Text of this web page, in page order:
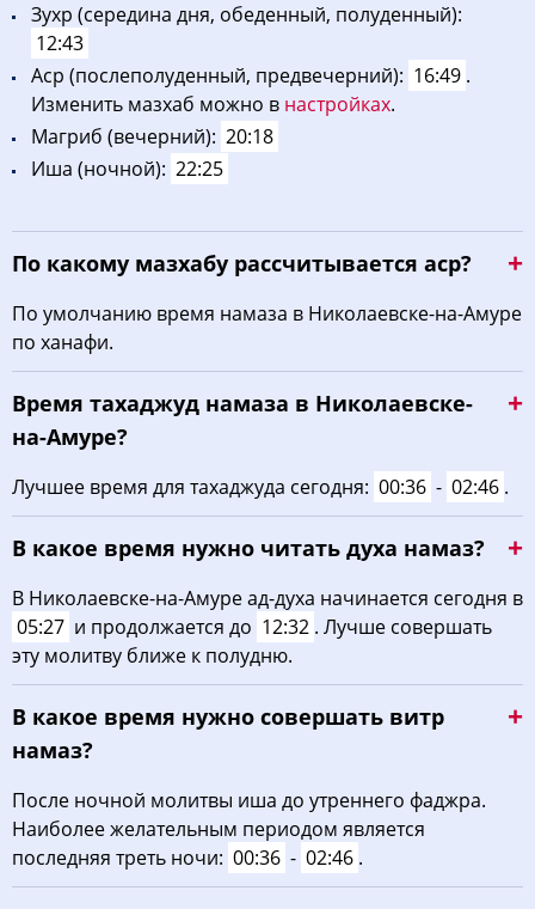
Зухp (середина дня, обеденный, полуденный):
12:43
Acp (послеполуденный, предвечерний): 16:49 .
Изменить мазхаб можно в настройках.
Maгриб (вечерний): 20:18
Иша (ночной): 22:25
По какому мазхабу рассчитывается аср?
По умолчанию время намаза в Николаевске-на-Амуре
по ханафи.
Время тахаджуд намаза в Николаевске-
на-Амуре?
Лучшее время для тахаджуда сегодня: 00:36 - 02:46 .
В какое время нужно читать духа намаз?
В Николаевске-на-Амуре ад-духа начинается сегодня в
05:27 и продолжается до 12:32 . Лучше совершать
эту молитву ближе к полудню.
В какое время нужно совершать витр
намаз?
После ночной молитвы иша до утреннего фаджра.
Наиболее желательным периодом является
последняя треть ночи: 00:36 - 02:46 .